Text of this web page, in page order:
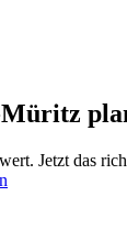
Jetzt das